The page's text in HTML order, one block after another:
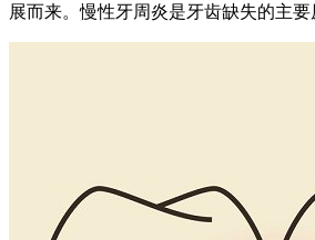
展而来。慢性牙周炎是牙齿缺失的主要